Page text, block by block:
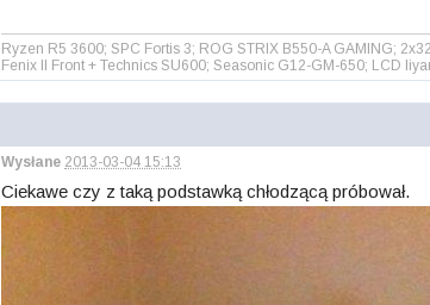
Ryzen R5 3600; SPC Fortis 3; ROG STRIX B550-A GAMING;
Fenix II Front + Technics SU600; Seasonic G12-GM-650; LCD
Wysłane 2013-03-04 15:13
Ciekawe czy z taką podstawką chłodzącą próbował.